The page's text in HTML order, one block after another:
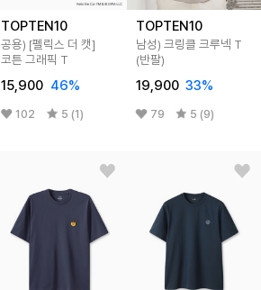
TOPTEN10
공용) [펠릭스 더 캣]
코튼 그래픽 T
15,900 46%
102 5 (1)
TOPTEN10
남성) 크링클 크루넥 T
(반팔)
19,900 33%
79 5 (9)